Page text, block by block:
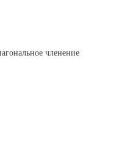
членение